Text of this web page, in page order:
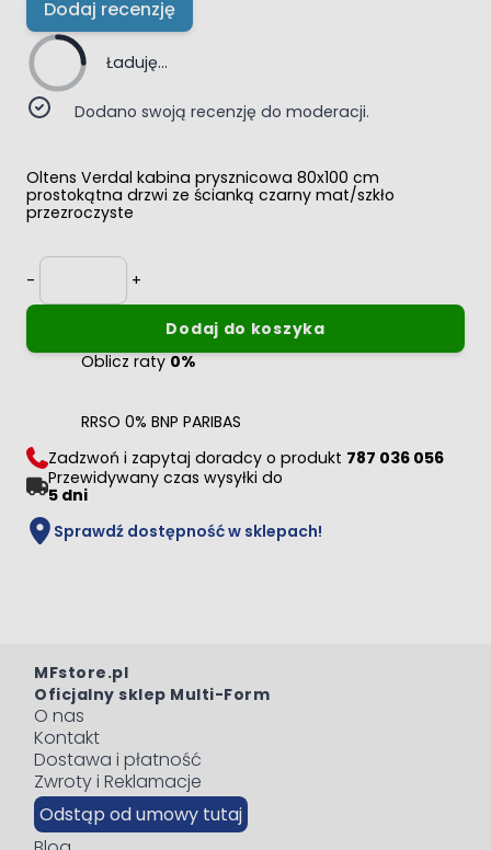
Dodaj recenzję
Ładuję...
Dodano swoją recenzję do moderacji.
Oltens Verdal kabina prysznicowa 80x100 cm
prostokątna drzwi ze ścianką czarny mat/szkło
przezroczyste
-
Ilość
+
Dodaj do koszyka
Oblicz raty0%
RRSO 0% BNP PARIBAS
Zadzwoń i zapytaj doradcy o produkt 787 036 056
Przewidywany czas wysyłki do
5 dni
Sprawdź dostępność w sklepach!
MFstore.pl
Oficjalny sklep Multi-Form
O nas
Kontakt
Dostawa i płatność
Zwroty i Reklamacje
Odstąp od umowy tutaj